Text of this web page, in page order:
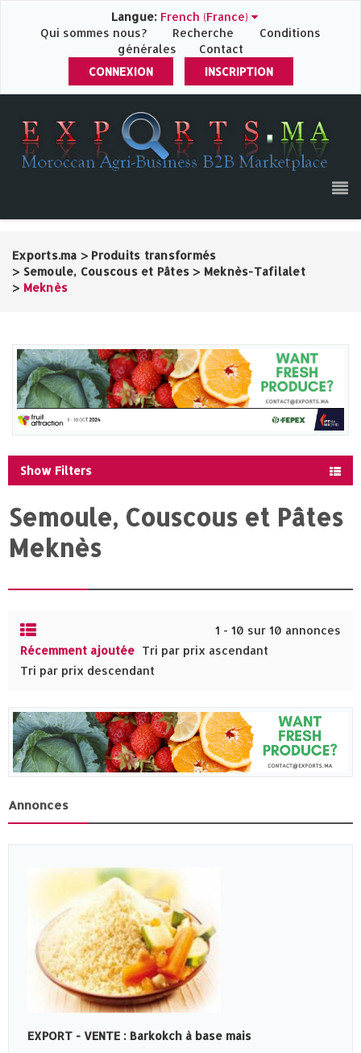
Langue: French (France)
Qui sommes nous?
Recherche
Conditions
générales
Contact
CONNEXION
INSCRIPTION
Exports.ma > Produits transformés
> Semoule, Couscous et Pâtes > Meknès-Tafilalet
> Meknès‎
Show Filters
Semoule, Couscous et Pâtes
Meknès‎
1 - 10 sur 10 annonces
Récemment ajoutée Tri par prix ascendant
Tri par prix descendant
Annonces
EXPORT - VENTE : Barkokch à base mais